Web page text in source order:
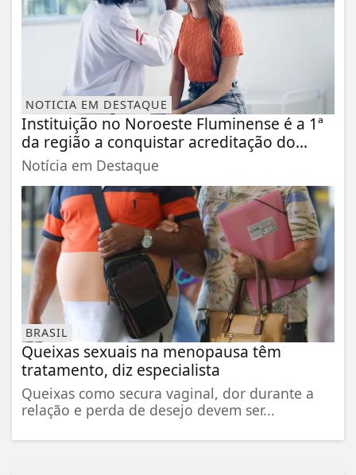
NOTICIA EM DESTAQUE
Instituição no Noroeste Fluminense é a 1ª
da região a conquistar acreditação do...
Notícia em Destaque
BRASIL
Queixas sexuais na menopausa têm
tratamento, diz especialista
Queixas como secura vaginal, dor durante a
relação e perda de desejo devem ser...